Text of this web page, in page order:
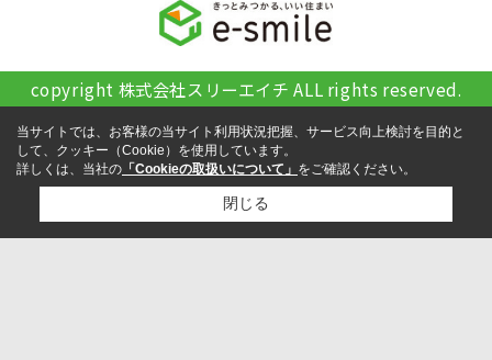
copyright 株式会社スリーエイチ ALL rights reserved.
当サイトでは、お客様の当サイト利用状況把握、サービス向上検討を目的と
して、クッキー（Cookie）を使用しています。
詳しくは、当社の 「Cookieの取扱いについて」 をご確認ください。
閉じる